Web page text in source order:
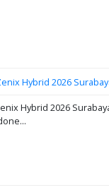
Hybrid 2026
Hybrid 2026